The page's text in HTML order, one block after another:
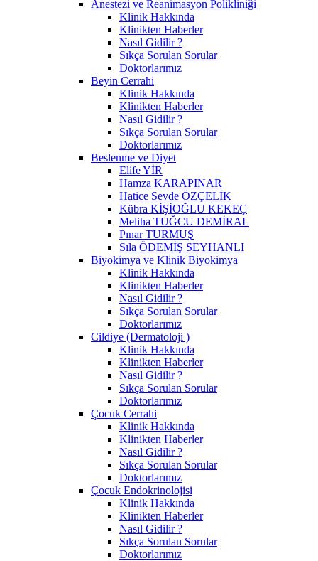
Anestezi ve Reanimasyon Polikliniği
Klinik Hakkında
Klinikten Haberler
Nasıl Gidilir ?
Sıkça Sorulan Sorular
Doktorlarımız
Beyin Cerrahi
Klinik Hakkında
Klinikten Haberler
Nasıl Gidilir ?
Sıkça Sorulan Sorular
Doktorlarımız
Beslenme ve Diyet
Elife YİR
Hamza KARAPINAR
Hatice Sevde ÖZÇELİK
Kübra KİŞİOĞLU KEKEÇ
Meliha TUĞCU DEMİRAL
Pınar TURMUŞ
Sıla ÖDEMİŞ SEYHANLI
Biyokimya ve Klinik Biyokimya
Klinik Hakkında
Klinikten Haberler
Nasıl Gidilir ?
Sıkça Sorulan Sorular
Doktorlarımız
Cildiye (Dermatoloji )
Klinik Hakkında
Klinikten Haberler
Nasıl Gidilir ?
Sıkça Sorulan Sorular
Doktorlarımız
Çocuk Cerrahi
Klinik Hakkında
Klinikten Haberler
Nasıl Gidilir ?
Sıkça Sorulan Sorular
Doktorlarımız
Çocuk Endokrinolojisi
Klinik Hakkında
Klinikten Haberler
Nasıl Gidilir ?
Sıkça Sorulan Sorular
Doktorlarımız